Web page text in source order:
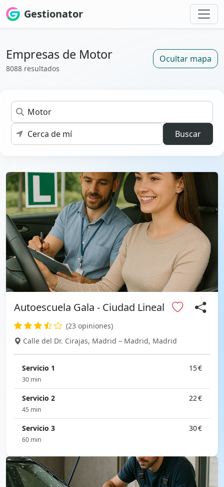
Gestionator
Empresas de Motor
8088 resultados
Ocultar mapa
Buscar
Autoescuela Gala - Ciudad Lineal
(23 opiniones)
Calle del Dr. Cirajas, Madrid – Madrid, Madrid
Servicio 1 15 €
30 min
Servicio 2 22 €
45 min
Servicio 3 30 €
60 min